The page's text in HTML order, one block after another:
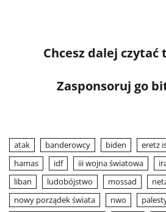
Chcesz dalej czytać
Zasponsoruj go
atak banderowcy biden eretz
hamas
idf iii wojna światowa
liban
ludobójstwo mossad
nowy porządek świata
nwo